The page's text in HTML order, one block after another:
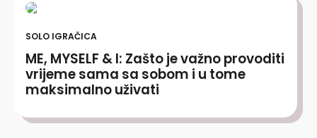
SOLO IGRAČICA
ME, MYSELF & I: Zašto je važno provoditi
vrijeme sama sa sobom i u tome
maksimalno uživati